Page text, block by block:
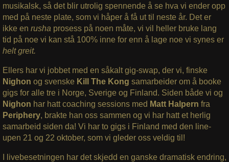
musikalsk, så det blir utrolig spennende å se hva vi ender opp
med på neste plate, som vi håper å få ut til neste år. Det er
ikke en rusha prosess på noen måte, vi vil heller bruke lang
tid på noe vi kan stå 100% inne for enn å lage noe vi synes er
helt greit.
Ellers har vi jobbet med en såkalt gig-swap, der vi, finske
Nighon og svenske Kill The Kong samarbeider om å booke
gigs for alle tre i Norge, Sverige og Finland. Siden både vi og
Nighon har hatt coaching sessions med Matt Halpern fra
Periphery, brakte han oss sammen og vi har hatt et herlig
samarbeid siden da! Vi har to gigs i Finland med den line-
upen 21 og 22 oktober, som vi gleder oss veldig til!
I livebesetningen har det skjedd en ganske dramatisk endring,